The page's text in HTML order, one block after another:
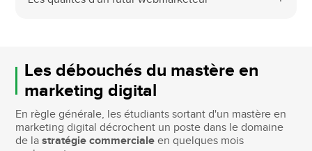
Les débouchés du mastère en
marketing digital
En règle générale, les étudiants sortant d'un mastère en
marketing digital décrochent un poste dans le domaine
de la stratégie commerciale en quelques mois